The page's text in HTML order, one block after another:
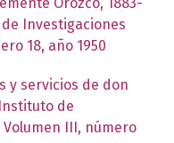
Investigaciones
18, año 1950
y servicios de don
de
III, número